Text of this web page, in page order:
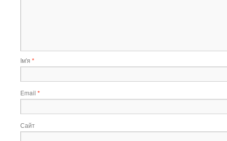
Ім'я *
Email *
Сайт